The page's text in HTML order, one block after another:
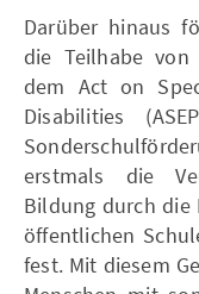
Darüber hinaus
die Teilhabe
dem Act on
Disabilities
erstmals die
Bildung durch die
öffentlichen
fest. Mit diesem